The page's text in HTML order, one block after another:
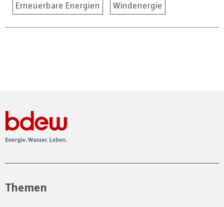
Erneuerbare Energien Windenergie
Themen